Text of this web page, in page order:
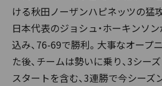
ける秋田ノーザンハピネッツの猛
日本代表のジョシュ・ホーキンソ
込み、76-69で勝利。大事なオープ
た後、チームは勢いに乗り、3シー
スタートを含む、3連勝で今シーズ